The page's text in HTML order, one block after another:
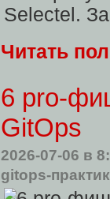
Читать
6 pro-
GitOps
2026-07-06 в
gitops-